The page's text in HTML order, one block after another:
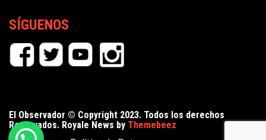
SÍGUENOS
El Observador © Copyright 2023. Todos los derechos
Reservados. Royale News by Themebeez